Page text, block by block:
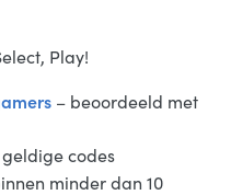
Play!
– beoordeeld met
geldige codes
minder dan 10